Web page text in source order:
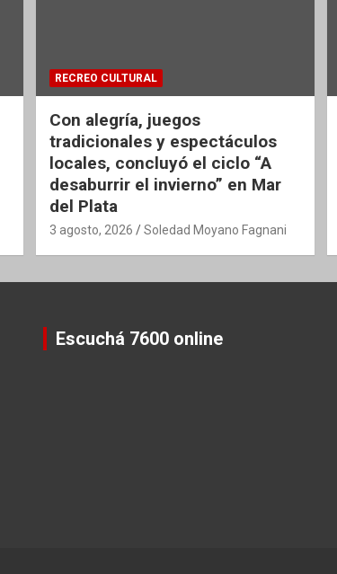
RECREO CULTURAL
Con alegría, juegos
tradicionales y espectáculos
locales, concluyó el ciclo “A
desaburrir el invierno” en Mar
del Plata
3 agosto, 2026 Soledad Moyano Fagnani
Escuchá 7600 online